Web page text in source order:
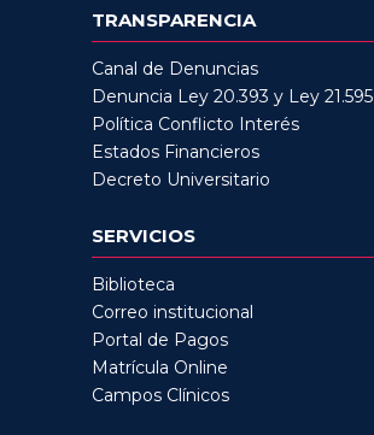
TRANSPARENCIA
Canal de Denuncias
Denuncia Ley 20.393 y Ley 21.595
Política Conflicto Interés
Estados Financieros
Decreto Universitario
SERVICIOS
Biblioteca
Correo institucional
Portal de Pagos
Matrícula Online
Campos Clínicos